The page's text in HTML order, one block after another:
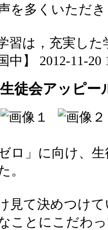
を多くいただ
習は，充実し
中】 2012-11-20
徒会アッピー
ロ」に向け、
。
見て決めつけ
ことにこだわ